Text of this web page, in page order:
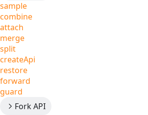
sample
combine
attach
merge
split
createApi
restore
forward
guard
Fork API